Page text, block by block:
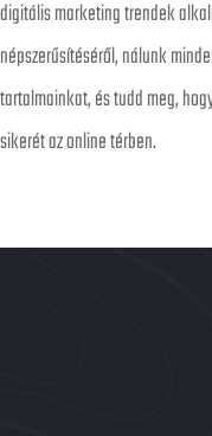
digitális marketing trendek
népszerűsítéséről, nálunk
tartalmainkat, és tudd meg,
sikerét az online térben.